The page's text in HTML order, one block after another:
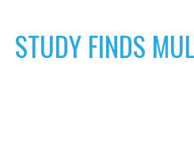
STUDY FINDS